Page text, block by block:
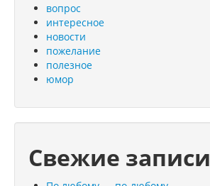
вопрос
интересное
новости
пожелание
полезное
юмор
Свежие записи